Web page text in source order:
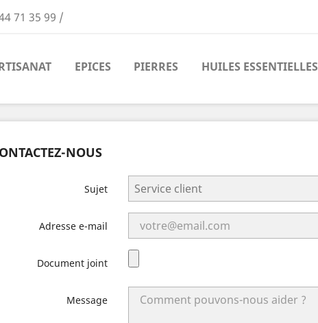
71 35 99 /
EPICES PIERRES HUILES ESSENTIELLES
NOUS
Sujet
Adresse e-mail
Document joint
Message